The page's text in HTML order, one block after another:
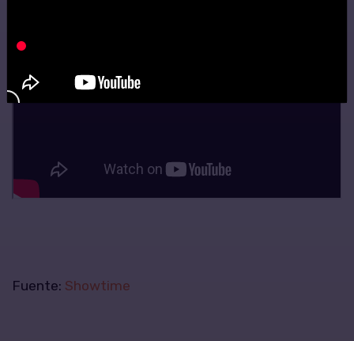
Fuente: Showtime